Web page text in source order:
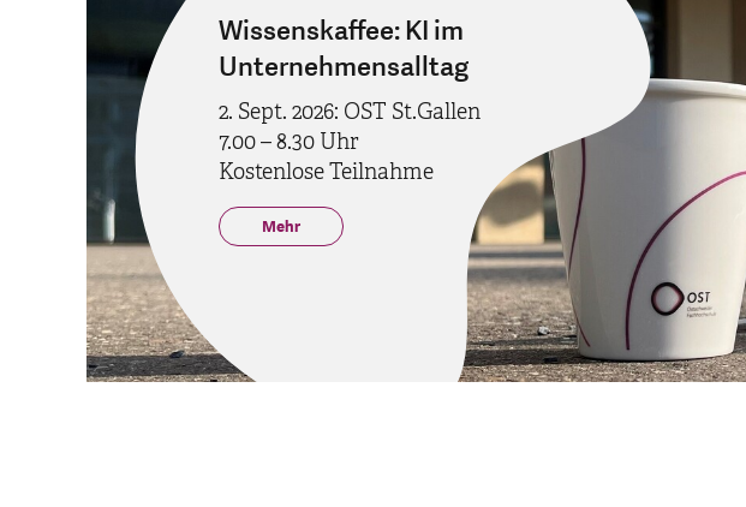
Wissenskaffee: KI im
Unternehmensalltag
2. Sept. 2026: OST St.Gallen
7.00 – 8.30 Uhr
Kostenlose Teilnahme
Mehr